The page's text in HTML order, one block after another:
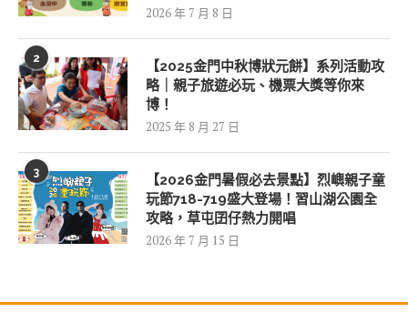
2026 年 7 月 8 日
2
【2025金門中秋博狀元餅】系列活動攻
略｜親子旅遊必玩、機票大獎等你來
博！
2025 年 8 月 27 日
3
【2026金門暑假必去景點】烈嶼親子童
玩節718-719盛大登場！習山湖公園全
攻略，草屯囝仔熱力開唱
2026 年 7 月 15 日